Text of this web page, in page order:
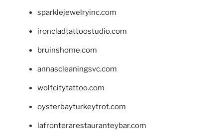
sparklejewelryinc.com
ironcladtattoostudio.com
bruinshome.com
annascleaningsvc.com
wolfcitytattoo.com
oysterbayturkeytrot.com
lafronterarestauranteybar.com